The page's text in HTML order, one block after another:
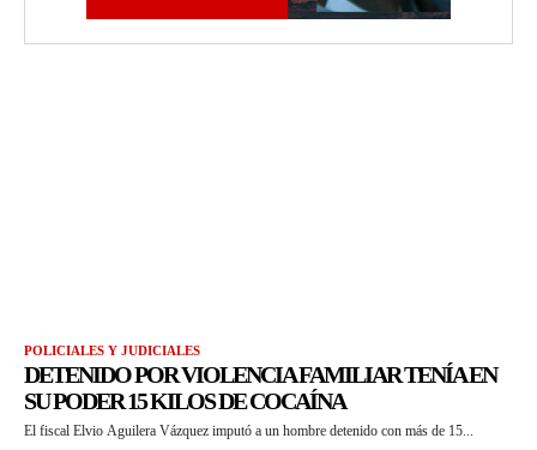
POLICIALES Y JUDICIALES
DETENIDO POR VIOLENCIA FAMILIAR TENÍA EN
SU PODER 15 KILOS DE COCAÍNA
El fiscal Elvio Aguilera Vázquez imputó a un hombre detenido con más de 15...